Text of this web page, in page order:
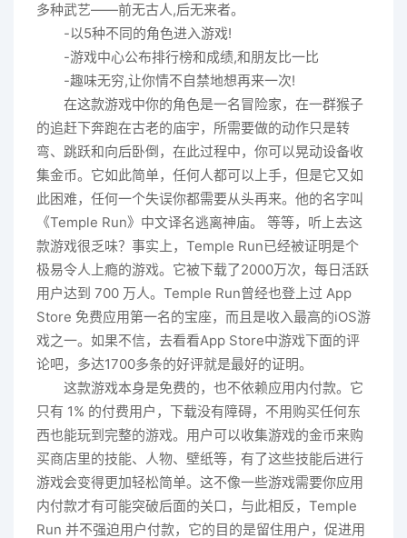
多种武艺——前无古人,后无来者。
-以5种不同的角色进入游戏!
-游戏中心公布排行榜和成绩,和朋友比一比
-趣味无穷,让你情不自禁地想再来一次!
在这款游戏中你的角色是一名冒险家，在一群猴子
的追赶下奔跑在古老的庙宇，所需要做的动作只是转
弯、跳跃和向后卧倒，在此过程中，你可以晃动设备收
集金币。它如此简单，任何人都可以上手，但是它又如
此困难，任何一个失误你都需要从头再来。他的名字叫
《Temple Run》中文译名逃离神庙。 等等，听上去这
款游戏很乏味？事实上，Temple Run已经被证明是个
极易令人上瘾的游戏。它被下载了2000万次，每日活跃
用户达到 700 万人。Temple Run曾经也登上过 App
Store 免费应用第一名的宝座，而且是收入最高的iOS游
戏之一。如果不信，去看看App Store中游戏下面的评
论吧，多达1700多条的好评就是最好的证明。
这款游戏本身是免费的，也不依赖应用内付款。它
只有 1% 的付费用户，下载没有障碍，不用购买任何东
西也能玩到完整的游戏。用户可以收集游戏的金币来购
买商店里的技能、人物、壁纸等，有了这些技能后进行
游戏会变得更加轻松简单。这不像一些游戏需要你应用
内付款才有可能突破后面的关口，与此相反，Temple
Run 并不强迫用户付款，它的目的是留住用户，促进用